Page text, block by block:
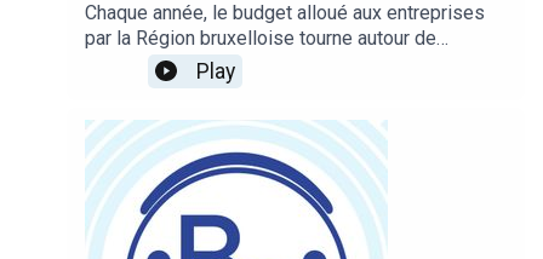
Chaque année, le budget alloué aux entreprises
par la Région bruxelloise tourne autour de
30 millions d’euros. Pourtant, par
méconnaissance ou par crainte des lourdeurs
administratives, de nombreuses entreprises y
renoncent. Mais obtenir un subside est-il si long
et compliqué ? Dimitri Van Rossum, responsable
du service Subsidia chez KBC Brussels, nous
donne quelques éléments de réponse.
Play